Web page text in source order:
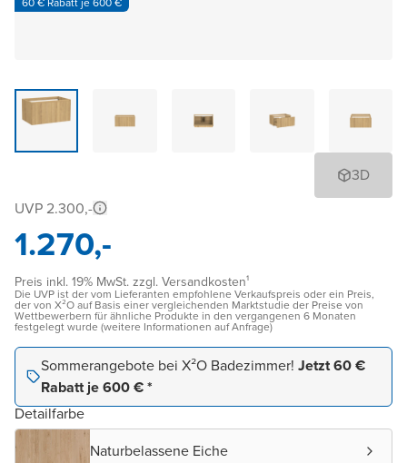
3D
UVP 2.300,-
1.270,-
Preis inkl. 19% MwSt. zzgl. Versandkosten¹
Die UVP ist der vom Lieferanten empfohlene Verkaufspreis oder ein Preis,
der von X²O auf Basis einer vergleichenden Marktstudie der Preise von
Wettbewerbern für ähnliche Produkte in den vergangenen 6 Monaten
festgelegt wurde (weitere Informationen auf Anfrage)
Sommerangebote bei X²O Badezimmer! Jetzt 60 €
Rabatt je 600 € *
Detailfarbe
Naturbelassene Eiche